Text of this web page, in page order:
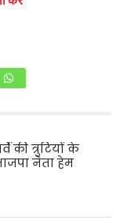
की त्रुटियों के
नेता हेम